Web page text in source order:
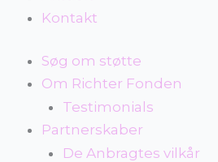
Kontakt
Søg om støtte
Om Richter Fonden
Testimonials
Partnerskaber
De Anbragtes vilkår